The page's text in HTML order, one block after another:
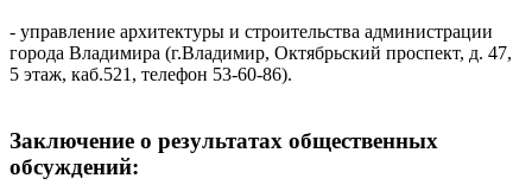
- управление архитектуры и строительства администрации
города Владимира (г.Владимир, Октябрьский проспект, д. 47,
5 этаж, каб.521, телефон 53-60-86).
Заключение о результатах общественных
обсуждений: